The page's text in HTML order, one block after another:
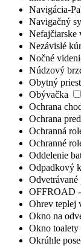
Navigácia-
Navigačný
Nefajčiarske
Nezávislé
Nočné
Núdzový
Obytný
Obývačka
Ochrana
Ochrana
Ochranná
Ochranné
Oddelenie
Odpadkový
Odvetrávané
OFFROAD -
Ohrev teplej
Okno na
Okno toalety
Okrúhle